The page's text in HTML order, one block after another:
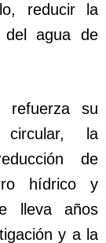
reducir la
del agua de
refuerza su
la
de
hídrico y
lleva años
y a la